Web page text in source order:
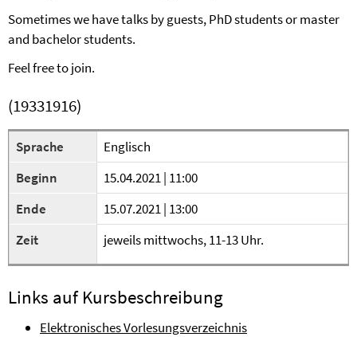
Sometimes we have talks by guests, PhD students or master
and bachelor students.
Feel free to join.
(19331916)
Sprache
Englisch
Beginn
15.04.2021 | 11:00
Ende
15.07.2021 | 13:00
Zeit
jeweils mittwochs, 11-13 Uhr.
Links auf Kursbeschreibung
Elektronisches Vorlesungsverzeichnis